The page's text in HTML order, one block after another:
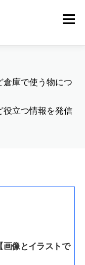
メニ
倉庫で使う物につ
役立つ情報を発信
画像とイラストで